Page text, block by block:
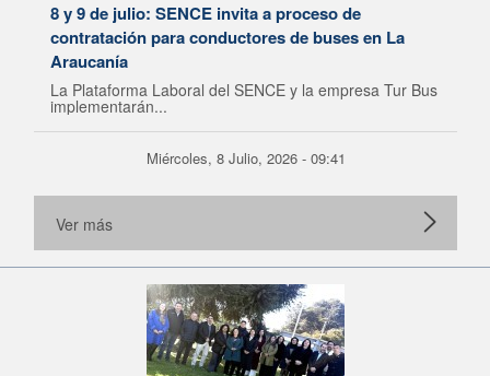
8 y 9 de julio: SENCE invita a proceso de
contratación para conductores de buses en La
Araucanía
La Plataforma Laboral del SENCE y la empresa Tur Bus
implementarán...
Miércoles, 8 Julio, 2026 - 09:41
Ver más